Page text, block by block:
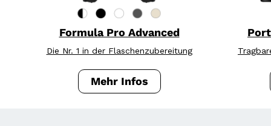
Formula Pro Advanced
Die Nr. 1 in der Flaschenzubereitung
Formula Pro Advanced:
Mehr Infos